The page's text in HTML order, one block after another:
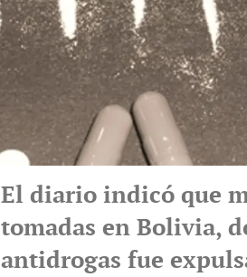
El diario indicó que
tomadas en Bolivia,
antidrogas fue